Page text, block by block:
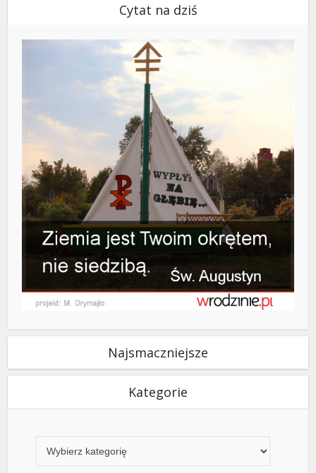
Cytat na dziś
Najsmaczniejsze
Kategorie